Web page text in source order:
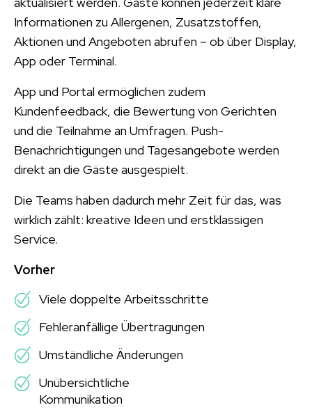
Informationen zu Allergenen, Zusatzstoffen,
Aktionen und Angeboten abrufen – ob über Display,
App oder Terminal.
App und Portal ermöglichen zudem
Kundenfeedback, die Bewertung von Gerichten
und die Teilnahme an Umfragen. Push-
Benachrichtigungen und Tagesangebote werden
direkt an die Gäste ausgespielt.
Die Teams haben dadurch mehr Zeit für das, was
wirklich zählt: kreative Ideen und erstklassigen
Service.
Vorher
Viele doppelte Arbeitsschritte
Fehleranfällige Übertragungen
Umständliche Änderungen
Unübersichtliche
Kommunikation